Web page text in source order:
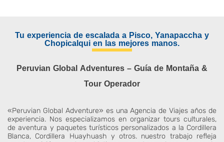
Tu experiencia de escalada a Pisco, Yanapaccha y
Chopicalqui en las mejores manos.
Peruvian Global Adventures – Guía de Montaña &
Tour Operador
«Peruvian Global Adventure» es una Agencia de Viajes años de
experiencia. Nos especializamos en organizar tours culturales,
de aventura y paquetes turísticos personalizados a la Cordillera
Blanca, Cordillera Huayhuash y otros. nuestro trabajo refleja